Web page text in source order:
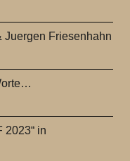
Juergen Friesenhahn
2023“ in